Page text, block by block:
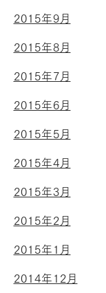
2015年9月
2015年8月
2015年7月
2015年6月
2015年5月
2015年4月
2015年3月
2015年2月
2015年1月
2014年12月